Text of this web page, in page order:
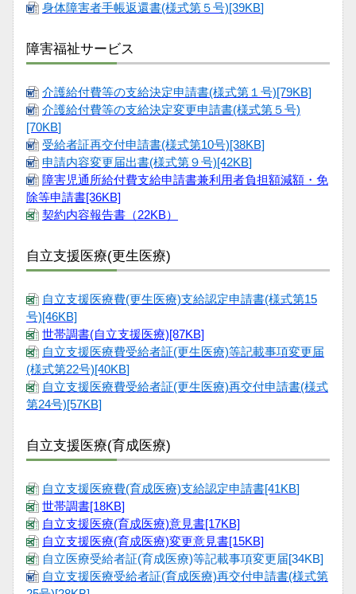
身体障害者手帳返還書(様式第５号)[39KB]
障害福祉サービス
介護給付費等の支給決定申請書(様式第１号)[79KB]
介護給付費等の支給決定変更申請書(様式第５号)
[70KB]
受給者証再交付申請書(様式第10号)[38KB]
申請内容変更届出書(様式第９号)[42KB]
障害児通所給付費支給申請書兼利用者負担額減額・免
除等申請書[36KB]
契約内容報告書（22KB）
自立支援医療(更生医療)
自立支援医療費(更生医療)支給認定申請書(様式第15
号)[46KB]
世帯調書(自立支援医療)[87KB]
自立支援医療費受給者証(更生医療)等記載事項変更届
(様式第22号)[40KB]
自立支援医療費受給者証(更生医療)再交付申請書(様式
第24号)[57KB]
自立支援医療(育成医療)
自立支援医療費(育成医療)支給認定申請書[41KB]
世帯調書[18KB]
自立支援医療(育成医療)意見書[17KB]
自立支援医療(育成医療)変更意見書[15KB]
自立医療受給者証(育成医療)等記載事項変更届[34KB]
自立支援医療受給者証(育成医療)再交付申請書(様式第